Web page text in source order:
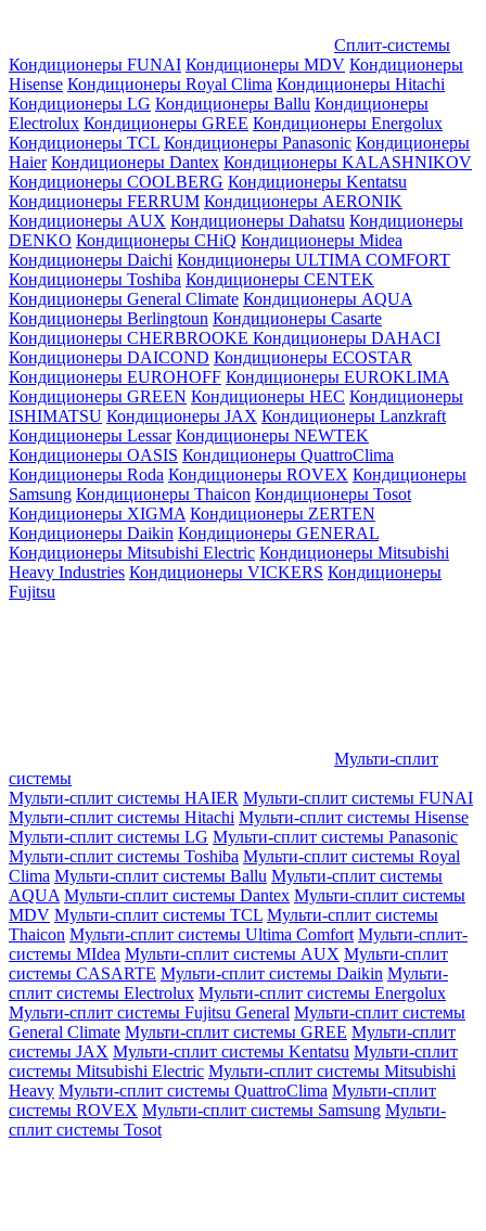
Сплит-системы
Кондиционеры FUNAI Кондиционеры MDV Кондиционеры
Hisense Кондиционеры Royal Clima Кондиционеры Hitachi
Кондиционеры LG Кондиционеры Ballu Кондиционеры
Electrolux Кондиционеры GREE Кондиционеры Energolux
Кондиционеры TCL Кондиционеры Panasonic Кондиционеры
Haier Кондиционеры Dantex Кондиционеры KALASHNIKOV
Кондиционеры СOOLBERG Кондиционеры Kentatsu
Кондиционеры FERRUM Кондиционеры AERONIK
Кондиционеры AUX Кондиционеры Dahatsu Кондиционеры
DENKO Кондиционеры CHiQ Кондиционеры Midea
Кондиционеры Daichi Кондиционеры ULTIMA COMFORT
Кондиционеры Toshiba Кондиционеры CENTEK
Кондиционеры General Climate Кондиционеры AQUA
Кондиционеры Berlingtoun Кондиционеры Casarte
Кондиционеры CHERBROOKE Кондиционеры DAHACI
Кондиционеры DAICOND Кондиционеры ECOSTAR
Кондиционеры EUROHOFF Кондиционеры EUROKLIMA
Кондиционеры GREEN Кондиционеры HEC Кондиционеры
ISHIMATSU Кондиционеры JAX Кондиционеры Lanzkraft
Кондиционеры Lessar Кондиционеры NEWTEK
Кондиционеры OASIS Кондиционеры QuattroClima
Кондиционеры Roda Кондиционеры ROVEX Кондиционеры
Samsung Кондиционеры Thaicon Кондиционеры Tosot
Кондиционеры XIGMA Кондиционеры ZERTEN
Кондиционеры Daikin Кондиционеры GENERAL
Кондиционеры Mitsubishi Electric Кондиционеры Mitsubishi
Heavy Industries Кондиционеры VICKERS Кондиционеры
Fujitsu
Мульти-сплит
системы
Мульти-сплит системы HAIER Мульти-сплит системы FUNAI
Мульти-сплит системы Hitachi Мульти-сплит системы Hisense
Мульти-сплит системы LG Мульти-сплит системы Panasonic
Мульти-сплит системы Toshiba Мульти-сплит системы Royal
Clima Мульти-сплит системы Ballu Мульти-сплит системы
AQUA Мульти-сплит системы Dantex Мульти-сплит системы
MDV Мульти-сплит системы TCL Мульти-сплит системы
Thaicon Мульти-сплит системы Ultima Comfort Мульти-сплит-
системы MIdea Мульти-сплит системы AUX Мульти-сплит
системы CASARTE Мульти-сплит системы Daikin Мульти-
сплит системы Electrolux Мульти-сплит системы Energolux
Мульти-сплит системы Fujitsu General Мульти-сплит системы
General Climate Мульти-сплит системы GREE Мульти-сплит
системы JAX Мульти-сплит системы Kentatsu Мульти-сплит
системы Mitsubishi Electric Мульти-сплит системы Mitsubishi
Heavy Мульти-сплит системы QuattroClima Мульти-сплит
системы ROVEX Мульти-сплит системы Samsung Мульти-
сплит системы Tosot